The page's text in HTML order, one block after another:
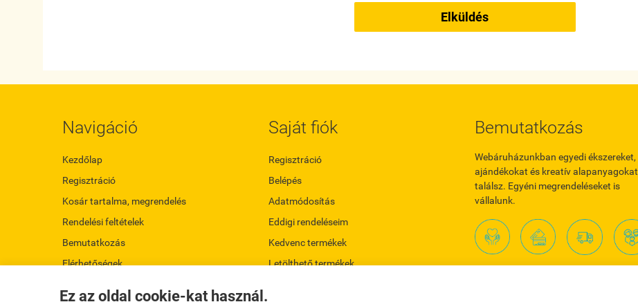
Ez az oldal cookie-kat használ.
Elküldés
Navigáció
Kezdőlap
Regisztráció
Kosár tartalma, megrendelés
Rendelési feltételek
Bemutatkozás
Elérhetőségek
Saját fiók
Regisztráció
Belépés
Adatmódosítás
Eddigi rendeléseim
Kedvenc termékek
Letölthető termékek
Bemutatkozás
Webáruházunkban egyedi ékszereket,
ajándékokat és kreatív alapanyagokat
találsz. Egyéni megrendeléseket is
vállalunk.